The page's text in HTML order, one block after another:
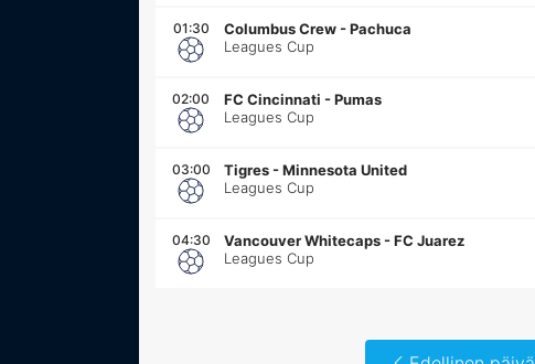
01:30 Columbus Crew -Pachuca
Leagues Cup
02:00 FC Cincinnati -Pumas
Leagues Cup
03:00 Tigres -Minnesota United
Leagues Cup
04:30 Vancouver Whitecaps -FC Juarez
Leagues Cup